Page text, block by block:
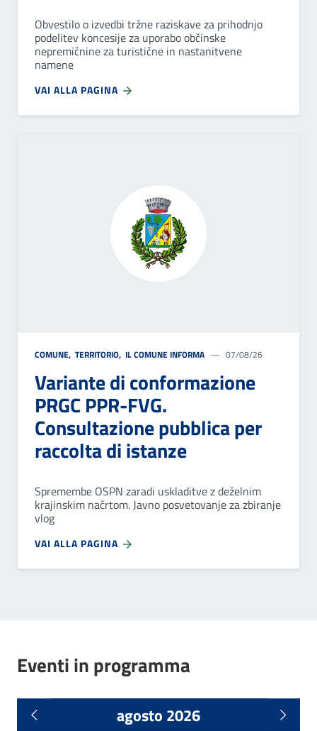
Obvestilo o izvedbi tržne raziskave za prihodnjo
podelitev koncesije za uporabo občinske
nepremičnine za turistične in nastanitvene
namene
VAI ALLA PAGINA
COMUNE, TERRITORIO, IL COMUNE INFORMA 07/08/26
Variante di conformazione
PRGC PPR-FVG.
Consultazione pubblica per
raccolta di istanze
Spremembe OSPN zaradi uskladitve z deželnim
krajinskim načrtom. Javno posvetovanje za zbiranje
vlog
VAI ALLA PAGINA
Eventi in programma
agosto 2026